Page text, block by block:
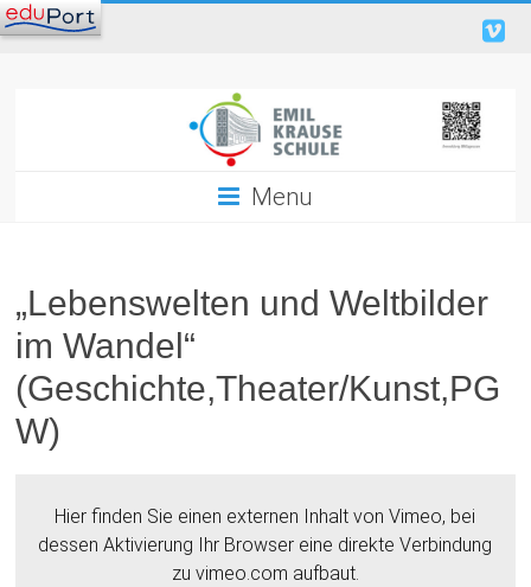
Menu
„Lebenswelten und Weltbilder
im Wandel“
(Geschichte,Theater/Kunst,PG
W)
Hier finden Sie einen externen Inhalt von Vimeo, bei
dessen Aktivierung Ihr Browser eine direkte Verbindung
zu vimeo.com aufbaut.